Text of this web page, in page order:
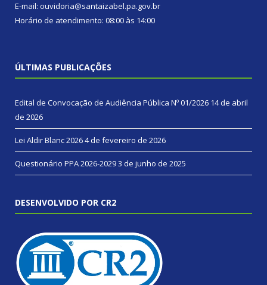
E-mail: ouvidoria@santaizabel.pa.gov.br
Horário de atendimento: 08:00 às 14:00
ÚLTIMAS PUBLICAÇÕES
Edital de Convocação de Audiência Pública Nº 01/2026 14 de abril
de 2026
Lei Aldir Blanc 20264 de fevereiro de 2026
Questionário PPA 2026-20293 de junho de 2025
DESENVOLVIDO POR CR2